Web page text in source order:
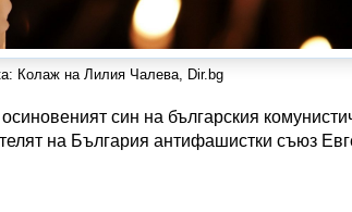
Колаж на Лилия Чалева, Dir.bg
син на българския
на България антифашистки съюз